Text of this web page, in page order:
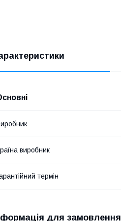
виробник
термін
для замовлення